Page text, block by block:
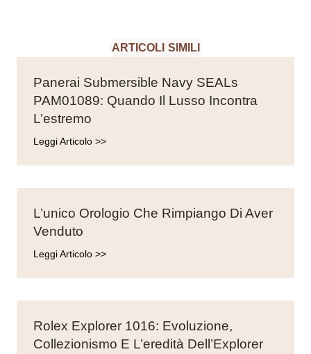
ARTICOLI SIMILI
Panerai Submersible Navy SEALs
PAM01089: Quando Il Lusso Incontra
L’estremo
Leggi Articolo >>
L’unico Orologio Che Rimpiango Di Aver
Venduto
Leggi Articolo >>
Rolex Explorer 1016: Evoluzione,
Collezionismo E L’eredità Dell’Explorer